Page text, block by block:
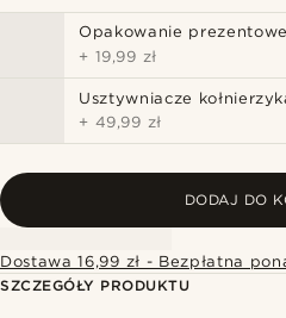
Opakowanie prezentowe
+ 19,99 zł
Usztywniacze
+ 49,99 zł
DODAJ DO
Dostawa 16,99 zł - Bezpłatna
SZCZEGÓŁY PRODUKTU